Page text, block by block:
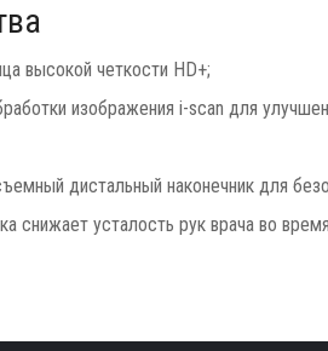
высокой четкости HD+;
изображения i-scan для
дистальный наконечник для
снижает усталость рук врача во